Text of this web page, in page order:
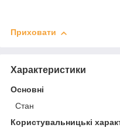
Приховати
Характеристики
Основні
Стан
Користувальницькі